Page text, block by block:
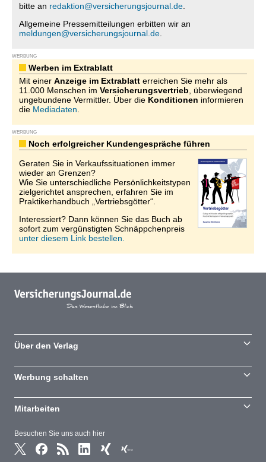
bitte an redaktion@versicherungsjournal.de
Allgemeine Pressemitteilungen erbitten wir an
meldungen@versicherungsjournal.de
WERBUNG
Werben im Extrablatt
Mit einer Anzeige im Extrablatt erreichen Sie mehr als
11.000 Menschen im Versicherungsvertrieb , überwiegend
ungebundene Vermittler. Über die Konditionen informieren
die Mediadaten
WERBUNG
Noch erfolgreicher Kundengespräche führen
Geraten Sie in Verkaufssituationen immer
wieder an Grenzen?
Wie Sie unterschiedliche Persönlichkeitstypen
zielgerichtet ansprechen, erfahren Sie im
Praktikerhandbuch „Vertriebsgötter“.
Interessiert? Dann können Sie das Buch ab
sofort zum vergünstigten Schnäppchenpreis
unter diesem Link bestellen.
Besuchen Sie uns auch hier
Über den Verlag
Werbung schalten
Mitarbeiten